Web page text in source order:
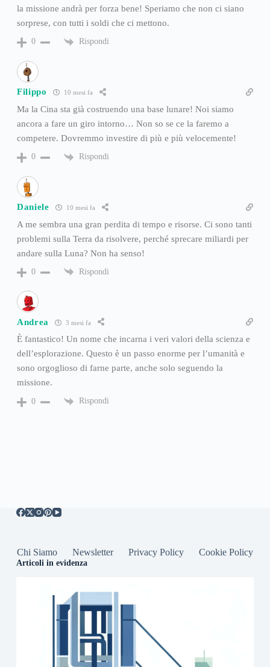
la missione andrà per forza bene! Speriamo che non ci siano
sorprese, con tutti i soldi che ci mettono.
0 Rispondi
Filippo 10 mesi fa
Ma la Cina sta già costruendo una base lunare! Noi siamo
ancora a fare un giro intorno… Non so se ce la faremo a
competere. Dovremmo investire di più e più velocemente!
0 Rispondi
Daniele 10 mesi fa
A me sembra una gran perdita di tempo e risorse. Ci sono tanti
problemi sulla Terra da risolvere, perché sprecare miliardi per
andare sulla Luna? Non ha senso!
0 Rispondi
Andrea 3 mesi fa
È fantastico! Un nome che incarna i veri valori della scienza e
dell’esplorazione. Questo è un passo enorme per l’umanità e
sono orgoglioso di farne parte, anche solo seguendo la
missione.
0 Rispondi
Chi Siamo Newsletter Privacy Policy Cookie Policy
Articoli in evidenza